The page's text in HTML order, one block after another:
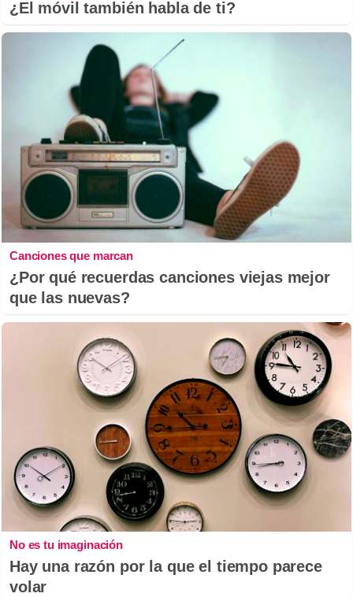
¿El móvil también habla de ti?
Canciones que marcan
¿Por qué recuerdas canciones viejas mejor
que las nuevas?
No es tu imaginación
Hay una razón por la que el tiempo parece
volar